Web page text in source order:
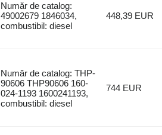
Număr de catalog:
49002679 1846034,
combustibil: diesel
448,39 EUR
Număr de catalog: THP-
90606 THP90606 160-
024-1193 1600241193,
combustibil: diesel
744 EUR